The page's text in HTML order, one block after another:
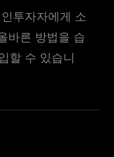
투자자에게 소
바른 방법을 습
할 수 있습니